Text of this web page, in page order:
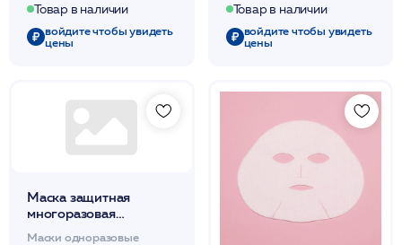
Товар в наличии
войдите чтобы увидеть
цены
Товар в наличии
войдите чтобы увидеть
цены
Маска защитная
многоразовая
(цветная)/ Косец
Маски одноразовые